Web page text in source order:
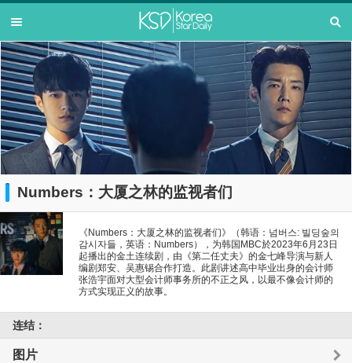
Numbers：大厦之林的监视者们
《Numbers：大厦之林的监视者们》（韩语：넘버스: 빌딩숲의
감시자들，英语：Numbers），为韩国MBC於2023年6月23日
起播出的金土连续剧，由《第二任丈夫》的金七峰导演与新人
编剧郑安、吴惠锡合作打造。此剧讲述高中毕业出身的会计师
张浩宇面对大型会计师事务所的不正之风，以最不像会计师的
方式实现正义的故事。
连结：
图片